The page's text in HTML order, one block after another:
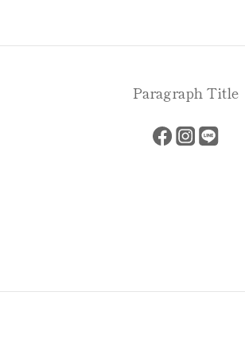
Paragraph Title